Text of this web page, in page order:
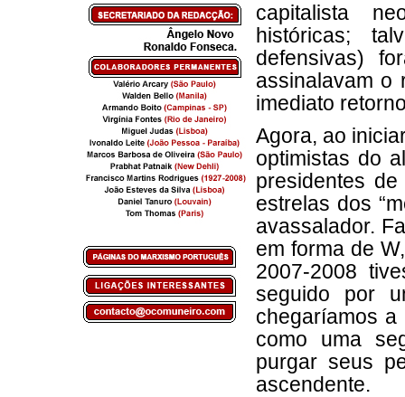
capitalista
históricas;
defensivas)
assinalavam o
imediato
Agora, ao
optimistas do
presidentes
estrelas dos
avassalador.
em forma de
2007-2008
seguido por
chegaríamos
como uma
purgar seus
ascendente.